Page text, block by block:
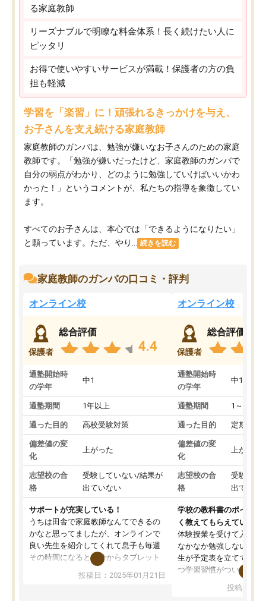
る家庭教師
リーズナブルで明瞭な料金体系！長く続けたい人に
ピッタリ
お得で使いやすいサービスが満載！保護者の方の負
担も軽減
学習を「楽習」に！頑張れるきっかけを与え、
お子さんを支え続ける家庭教師
家庭教師のガンバは、勉強が嫌いなお子さんのための家庭
教師です。「勉強が嫌いだったけど、家庭教師のガンバで
自分の弱点がわかり、どのように勉強していけばいいかわ
かった！」というコメントが、私たちの指導を象徴してい
ます。
すべてのお子さんは、本心では「できるようになりたい」
と願っています。ただ、やり...
続きを読む
家庭教師のガンバの口コミ・評判
オンライン校
保護者
総合評価
4.4
通塾開始時
の学年
中1
通塾期間 1年以上
通った目的 高校受験対策
偏差値の変
化
上がった
志望校の合
格
受験していない/結果が
出ていない
サポートが充実している！
うちは田舎で家庭教師なんてできるの
かなと思ってましたが、オンラインで
良い先生を紹介してくれて息子も毎週
その時間になると自分からタブレット
を開いてzoomを繋げるようになりまし
た！5科目なんでもOKなのもとても気
投稿日：2025年01月21日
オンライン校
保護者
総合評価
通塾開始時
の学年
中1
通塾期間 1～3ヵ月
通った目的 定期テス
偏差値の変
化
上がった
志望校の合
格
受験して
出ていな
学校の教科書のポイント
く教えてもらえている
体験授業を受けて入塾し
なかなか勉強しない息子
生が予定表を立ててくれ
つ学習習慣がついてきま
指導が無い日も予定表
投稿日：